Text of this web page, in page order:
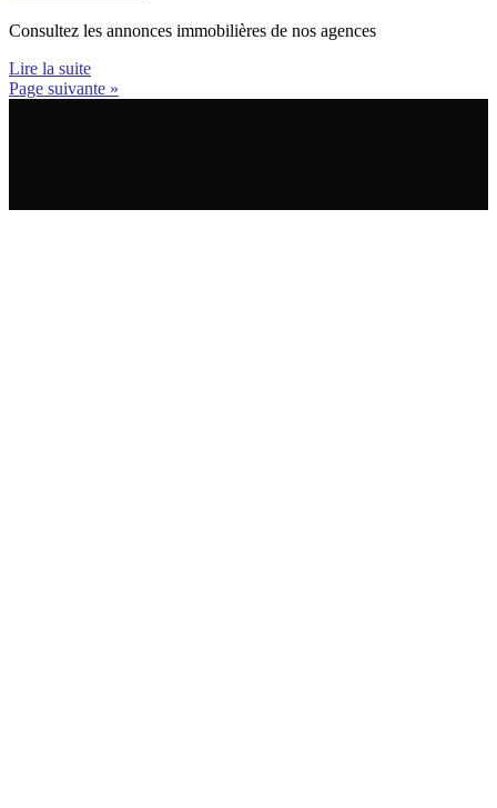
Consultez les annonces immobilières de nos agences
Lire la suite
Page suivante »